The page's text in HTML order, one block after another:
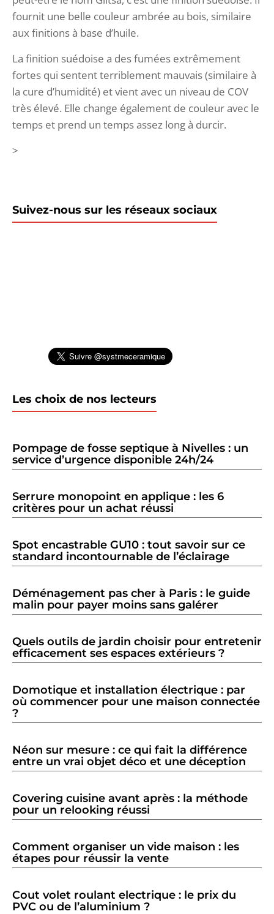
fournit une belle couleur ambrée au bois, similaire
aux finitions à base d’huile.
La finition suédoise a des fumées extrêmement
fortes qui sentent terriblement mauvais (similaire à
la cure d’humidité) et vient avec un niveau de COV
très élevé. Elle change également de couleur avec le
temps et prend un temps assez long à durcir.
>
Suivez-nous sur les réseaux sociaux
Les choix de nos lecteurs
Pompage de fosse septique à Nivelles : un
service d’urgence disponible 24h/24
Serrure monopoint en applique : les 6
critères pour un achat réussi
Spot encastrable GU10 : tout savoir sur ce
standard incontournable de l’éclairage
Déménagement pas cher à Paris : le guide
malin pour payer moins sans galérer
Quels outils de jardin choisir pour entretenir
efficacement ses espaces extérieurs ?
Domotique et installation électrique : par
où commencer pour une maison connectée
?
Néon sur mesure : ce qui fait la différence
entre un vrai objet déco et une déception
Covering cuisine avant après : la méthode
pour un relooking réussi
Comment organiser un vide maison : les
étapes pour réussir la vente
Cout volet roulant electrique : le prix du
PVC ou de l’aluminium ?